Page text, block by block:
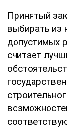
Принятый
выбирать из
допустимых
считает